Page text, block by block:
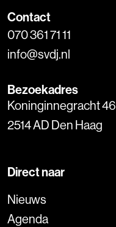
Contact
070 361 71 11
info@svdj.nl
Bezoekadres
Koninginnegracht 46
2514 AD Den Haag
Direct naar
Nieuws
Agenda